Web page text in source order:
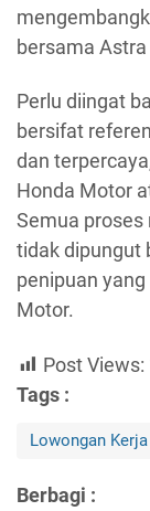
bersama
Perlu diingat
bersifat
dan
Honda Motor
Semua
tidak dipungut
penipuan
Motor.
Post Views:
Tags :
Lowongan
Berbagi :